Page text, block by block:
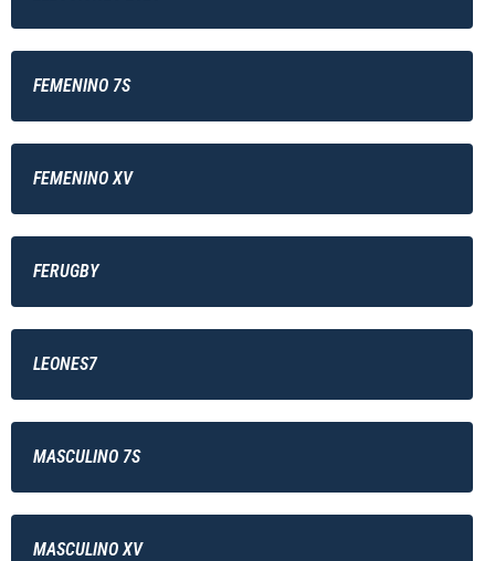
FEMENINO 7S
FEMENINO XV
FERUGBY
LEONES7
MASCULINO 7S
MASCULINO XV